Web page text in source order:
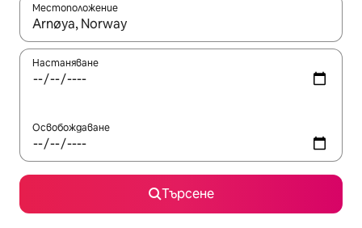
Местоположение
Когато резултатите се покажат, използвайте
Настаняване
Освобождаване
Търсене